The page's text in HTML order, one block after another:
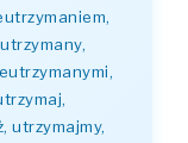
utrzymajmy,